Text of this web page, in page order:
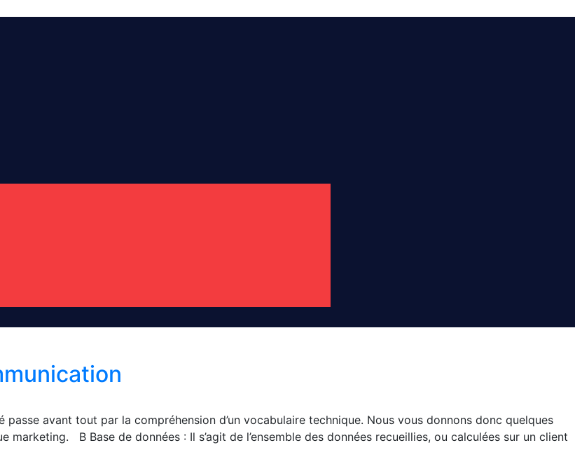
avant tout par la compréhension d’un vocabulaire technique. Nous vous donnons donc quelques
B Base de données : Il s’agit de l’ensemble des données recueillies, ou calculées sur un client